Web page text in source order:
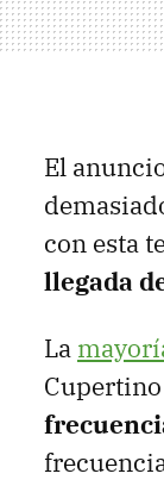
El
con esta
llegada
La